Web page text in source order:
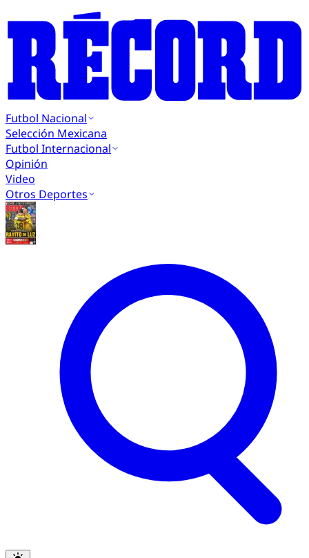
Futbol Nacional
Selección Mexicana
Futbol Internacional
Opinión
Video
Otros Deportes